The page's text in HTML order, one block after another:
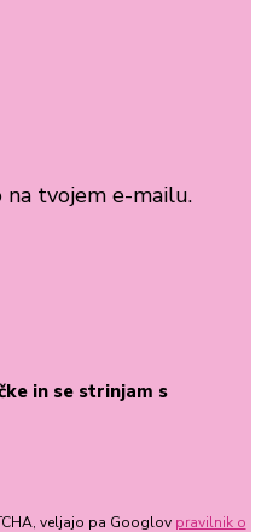
na tvojem e-mailu.
in se strinjam s
veljajo pa Googlov pravilnik o